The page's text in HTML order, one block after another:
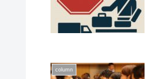
column